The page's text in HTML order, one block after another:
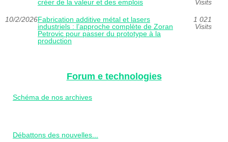
créer de la valeur et des emplois
Visits
10/2/2026Fabrication additive métal et lasers
industriels : l’approche complète de Zoran
Petrovic pour passer du prototype à la
production
1 021
Visits
Forum e technologies
Schéma de nos archives
Débattons des nouvelles...